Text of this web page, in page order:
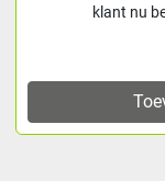
klant nu